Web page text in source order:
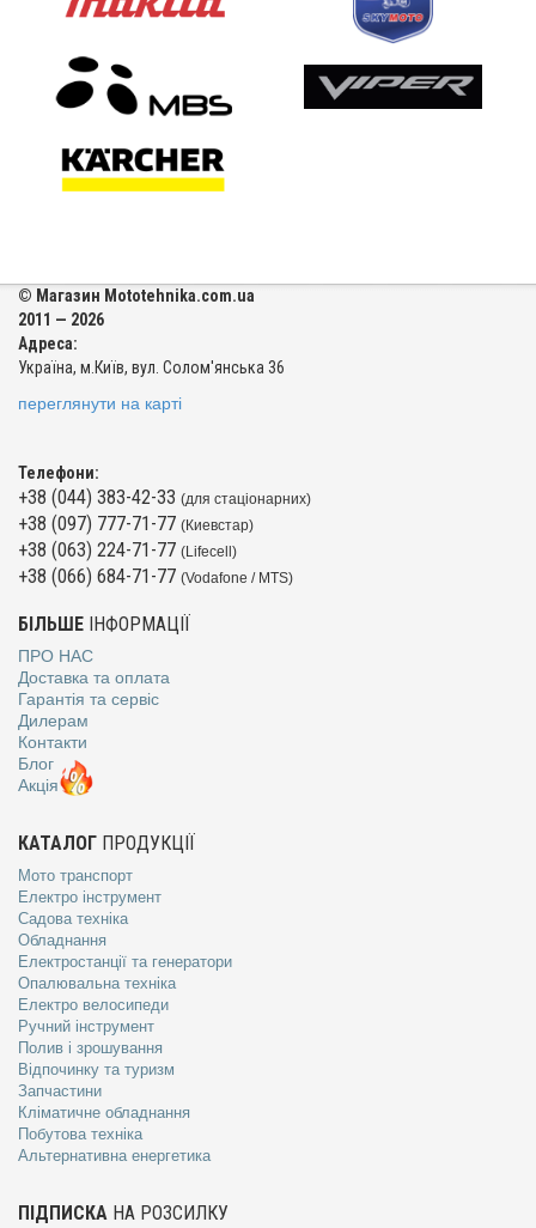
© Магазин Mototehnika.com.ua
2011 — 2026
Адреса:
Україна, м.Київ, вул. Солом'янська 36
переглянути на карті
Телефони:
+38 (044) 383-42-33 (для стаціонарних)
+38 (097) 777-71-77 (Киевстар)
+38 (063) 224-71-77 (Lifecell)
+38 (066) 684-71-77 (Vodafone / MTS)
БІЛЬШЕ ІНФОРМАЦІЇ
ПРО НАС
Доставка та оплата
Гарантія та сервіс
Дилерам
Контакти
Блог
Акція
КАТАЛОГ ПРОДУКЦІЇ
Мото транспорт
Електро інструмент
Садова техніка
Обладнання
Електростанції та генератори
Опалювальна техніка
Електро велосипеди
Ручний інструмент
Полив і зрошування
Відпочинку та туризм
Запчастини
Кліматичне обладнання
Побутова техніка
Альтернативна енергетика
ПІДПИСКА НА РОЗСИЛКУ